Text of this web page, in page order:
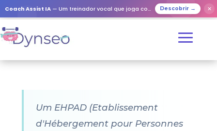
Coach Assist IA — Um treinador vocal que joga com os seus entes queridos Descobrir → ✕
Um EHPAD (Etablissement
d'Hébergement pour Personnes